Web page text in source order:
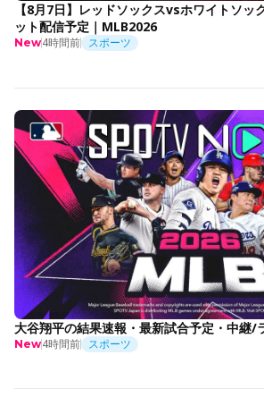
【8月7日】レッドソックスvsホワイトソッ
ット配信予定｜MLB2026
New4時間前 スポーツ
大谷翔平の結果速報・最新試合予定・中継/
New4時間前 スポーツ